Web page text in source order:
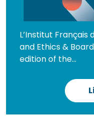
L’Institut
and Ethics &
edition of the...